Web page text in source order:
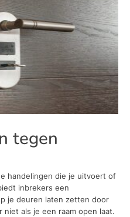
tegen
handelingen die je uitvoert of
inbrekers een
je deuren laten zetten door
niet als je een raam open laat.